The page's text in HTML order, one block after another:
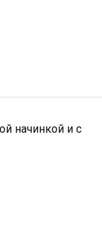
начинкой и с